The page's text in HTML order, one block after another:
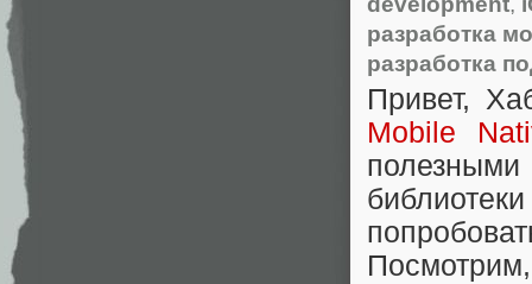
разработка
разработка
Привет,
Mobile
Посмотрим,